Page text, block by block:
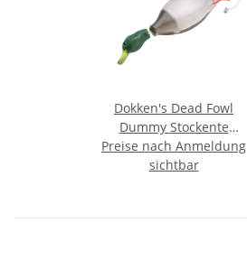
Dokken's Dead Fowl
Dummy Stockente
Entendummy
Preise nach Anmeldung
sichtbar